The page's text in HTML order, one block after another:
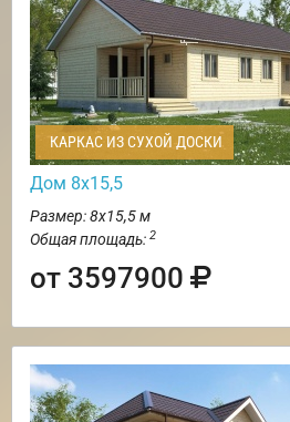
КАРКАС ИЗ СУХОЙ ДОСКИ
Дом 8х15,5
Размер: 8х15,5 м
Общая площадь: 2
от 3597900